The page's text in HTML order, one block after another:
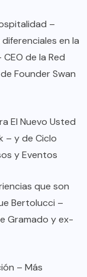
–
en la
de la Red
Founder Swan
El Nuevo Usted
– y de Ciclo
y Eventos
que son
Bertolucci –
Gramado y ex-
– Más